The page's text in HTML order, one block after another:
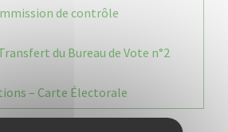
de contrôle
du Bureau de Vote n°2
– Carte Électorale